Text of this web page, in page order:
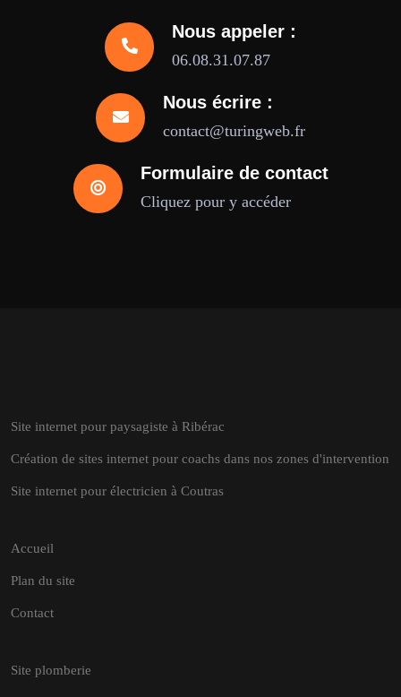
Nous appeler :
06.08.31.07.87
Nous écrire :
contact@turingweb.fr
Formulaire de contact
Cliquez pour y accéder
Site internet pour paysagiste à Ribérac
Création de sites internet pour coachs dans nos zones d'intervention
Site internet pour électricien à Coutras
Accueil
Plan du site
Contact
Site plomberie